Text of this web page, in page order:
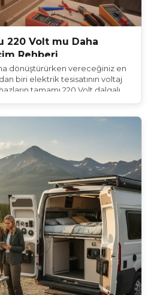
220 Volt mu Daha
Rehberi
dönüştürürken vereceğiniz en
biri elektrik tesisatının voltaj
tamamı 220 Volt dalgalı
karşı karşıya bırakır: "Karavanda